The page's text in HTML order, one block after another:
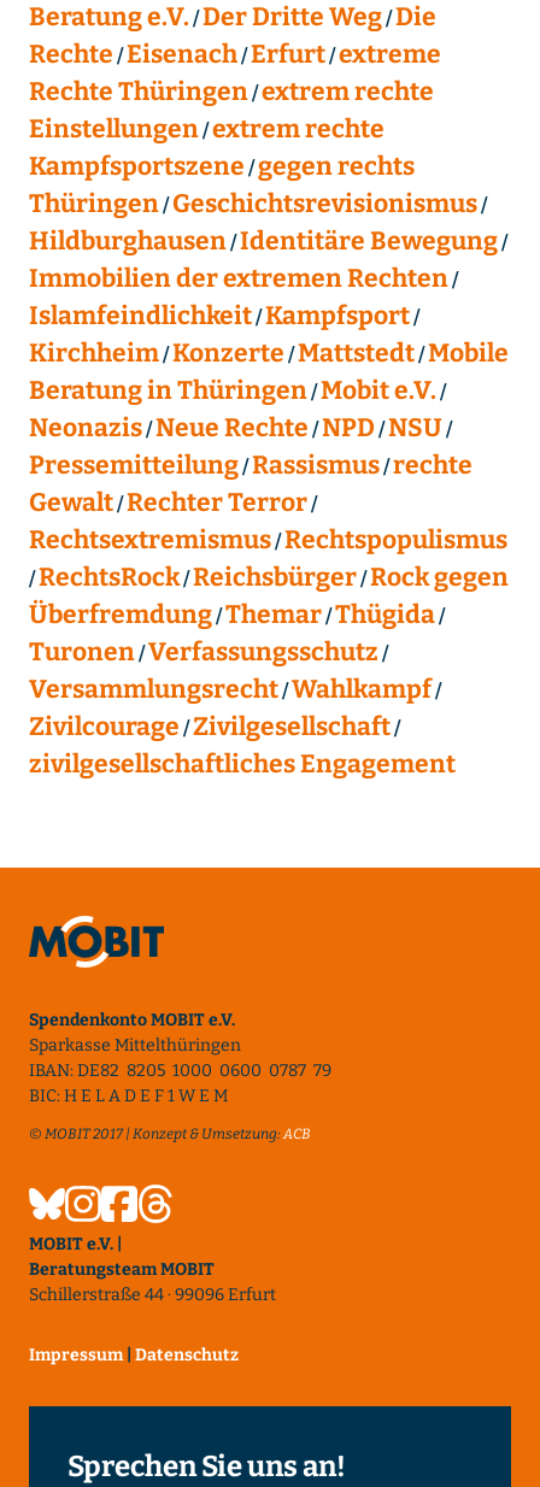
Beratung e.V. Der Dritte Weg Die
Rechte Eisenach Erfurt extreme
Rechte Thüringen extrem rechte
Einstellungen extrem rechte
Kampfsportszene gegen rechts
Thüringen Geschichtsrevisionismus
Hildburghausen Identitäre Bewegung
Immobilien der extremen Rechten
Islamfeindlichkeit Kampfsport
Kirchheim Konzerte Mattstedt Mobile
Beratung in Thüringen Mobit e.V.
Neonazis Neue Rechte NPD NSU
Pressemitteilung Rassismus rechte
Gewalt Rechter Terror
Rechtsextremismus Rechtspopulismus
RechtsRock Reichsbürger Rock gegen
Überfremdung Themar Thügida
Turonen Verfassungsschutz
Versammlungsrecht Wahlkampf
Zivilcourage Zivilgesellschaft
zivilgesellschaftliches Engagement
Spendenkonto MOBIT e.V.
Sparkasse Mittelthüringen
IBAN: DE82 8205 1000 0600 0787 79
BIC: H E L A D E F 1 W E M
© MOBIT 2017 | Konzept & Umsetzung:ACB
MOBIT e.V. |
Beratungsteam MOBIT
Schillerstraße 44 · 99096 Erfurt
Impressum Datenschutz
Sprechen Sie uns an!